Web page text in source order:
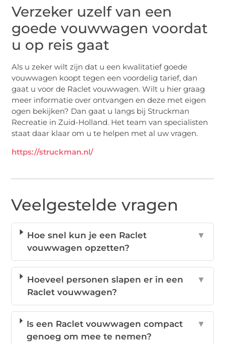
Verzeker uzelf van een
goede vouwwagen voordat
u op reis gaat
Als u zeker wilt zijn dat u een kwalitatief goede
vouwwagen koopt tegen een voordelig tarief, dan
gaat u voor de Raclet vouwwagen. Wilt u hier graag
meer informatie over ontvangen en deze met eigen
ogen bekijken? Dan gaat u langs bij Struckman
Recreatie in Zuid-Holland. Het team van specialisten
staat daar klaar om u te helpen met al uw vragen.
https://struckman.nl/
Veelgestelde vragen
Hoe snel kun je een Raclet
vouwwagen opzetten?
▼
Hoeveel personen slapen er in een
Raclet vouwwagen?
▼
Is een Raclet vouwwagen compact
genoeg om mee te nemen?
▼